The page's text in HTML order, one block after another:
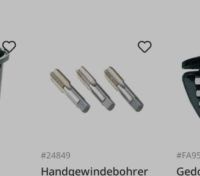
#24849
Handgewindebohrer